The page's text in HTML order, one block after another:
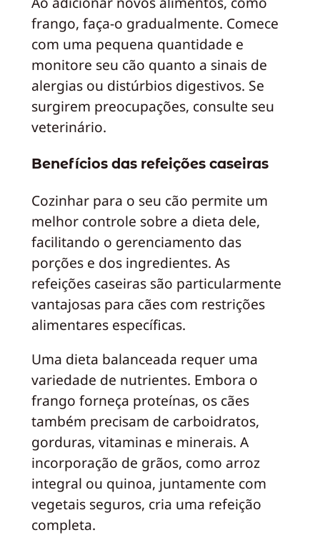
frango, faça-o gradualmente. Comece
com uma pequena quantidade e
monitore seu cão quanto a sinais de
alergias ou distúrbios digestivos. Se
surgirem preocupações, consulte seu
veterinário.
Benefícios das refeições caseiras
Cozinhar para o seu cão permite um
melhor controle sobre a dieta dele,
facilitando o gerenciamento das
porções e dos ingredientes. As
refeições caseiras são particularmente
vantajosas para cães com restrições
alimentares específicas.
Uma dieta balanceada requer uma
variedade de nutrientes. Embora o
frango forneça proteínas, os cães
também precisam de carboidratos,
gorduras, vitaminas e minerais. A
incorporação de grãos, como arroz
integral ou quinoa, juntamente com
vegetais seguros, cria uma refeição
completa.